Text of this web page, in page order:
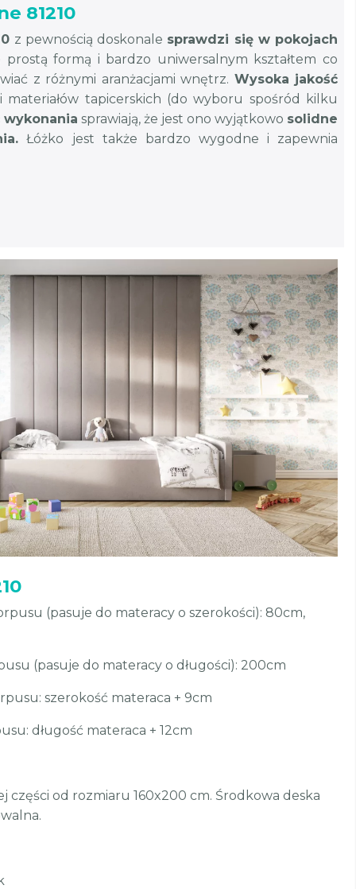
81210
z pewnością doskonale sprawdzi się w pokojach
prostą formą i bardzo uniwersalnym kształtem co
z różnymi aranżacjami wnętrz. Wysoka jakość
tapicerskich (do wyboru spośród kilku
wykonania sprawiają, że jest ono wyjątkowo solidne
Łóżko jest także bardzo wygodne i zapewnia
(pasuje do materacy o szerokości): 80cm,
(pasuje do materacy o długości): 200cm
szerokość materaca + 9cm
długość materaca + 12cm
części od rozmiaru 160x200 cm. Środkowa deska